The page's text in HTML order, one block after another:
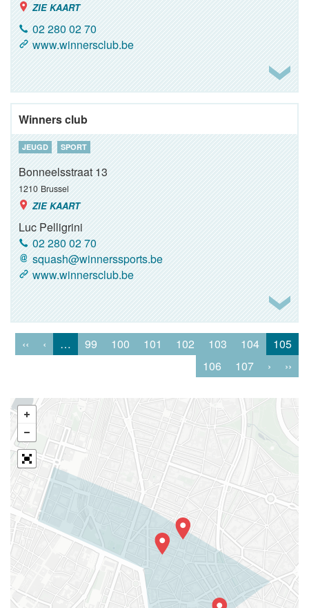
ZIE KAART
02 280 02 70
www.winnersclub.be
Winners club
JEUGD SPORT
Bonneelsstraat 13
1210 Brussel
ZIE KAART
Luc Pelligrini
02 280 02 70
squash@winnerssports.be
www.winnersclub.be
‹‹ ‹ … 99 100 101 102 103 104
105
106
107 › ››